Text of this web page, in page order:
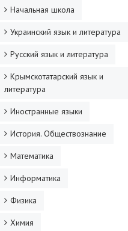
Начальная школа
Украинский язык и литература
Русский язык и литература
Крымскотатарский язык и
литература
Иностранные языки
История. Обществознание
Математика
Информатика
Физика
Химия